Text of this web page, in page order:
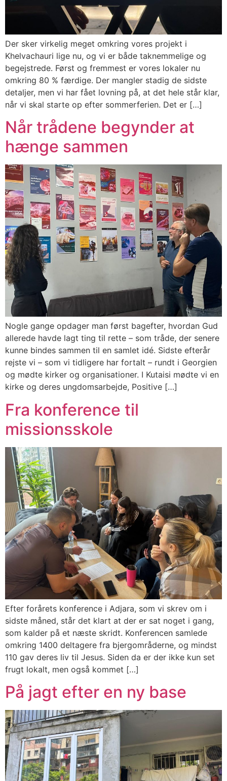
Der sker virkelig meget omkring vores projekt i
Khelvachauri lige nu, og vi er både taknemmelige og
begejstrede. Først og fremmest er vores lokaler nu
omkring 80 % færdige. Der mangler stadig de sidste
detaljer, men vi har fået lovning på, at det hele står klar,
når vi skal starte op efter sommerferien. Det er […]
Når trådene begynder at
hænge sammen
Nogle gange opdager man først bagefter, hvordan Gud
allerede havde lagt ting til rette – som tråde, der senere
kunne bindes sammen til en samlet idé. Sidste efterår
rejste vi – som vi tidligere har fortalt – rundt i Georgien
og mødte kirker og organisationer. I Kutaisi mødte vi en
kirke og deres ungdomsarbejde, Positive […]
Fra konference til
missionsskole
Efter forårets konference i Adjara, som vi skrev om i
sidste måned, står det klart at der er sat noget i gang,
som kalder på et næste skridt. Konferencen samlede
omkring 1400 deltagere fra bjergområderne, og mindst
110 gav deres liv til Jesus. Siden da er der ikke kun set
frugt lokalt, men også kommet […]
På jagt efter en ny base